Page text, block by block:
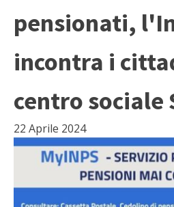
pensionati,
incontra i
centro sociale
22 Aprile 2024